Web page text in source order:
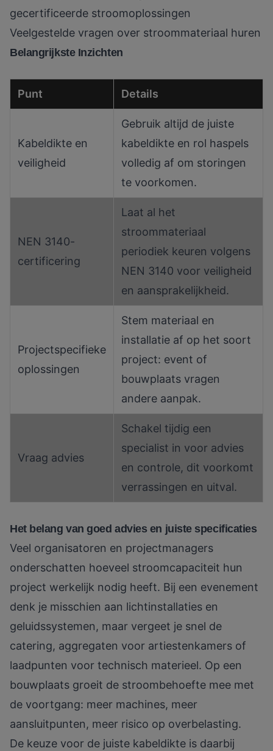
gecertificeerde stroomoplossingen
Veelgestelde vragen over stroommateriaal huren
Belangrijkste Inzichten
Punt Details
Kabeldikte en
veiligheid
Gebruik altijd de juiste
kabeldikte en rol haspels
volledig af om storingen
te voorkomen.
NEN 3140-
certificering
Laat al het
stroommateriaal
periodiek keuren volgens
NEN 3140 voor veiligheid
en aansprakelijkheid.
Projectspecifieke
oplossingen
Stem materiaal en
installatie af op het soort
project: event of
bouwplaats vragen
andere aanpak.
Vraag advies
Schakel tijdig een
specialist in voor advies
en controle, dit voorkomt
verrassingen en uitval.
Het belang van goed advies en juiste specificaties
Veel organisatoren en projectmanagers
onderschatten hoeveel stroomcapaciteit hun
project werkelijk nodig heeft. Bij een evenement
denk je misschien aan lichtinstallaties en
geluidssystemen, maar vergeet je snel de
catering, aggregaten voor artiestenkamers of
laadpunten voor technisch materieel. Op een
bouwplaats groeit de stroombehoefte mee met
de voortgang: meer machines, meer
aansluitpunten, meer risico op overbelasting.
De keuze voor de juiste kabeldikte is daarbij